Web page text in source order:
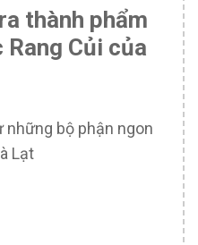
thành phẩm
Củi của
những bộ phận ngon
Lạt